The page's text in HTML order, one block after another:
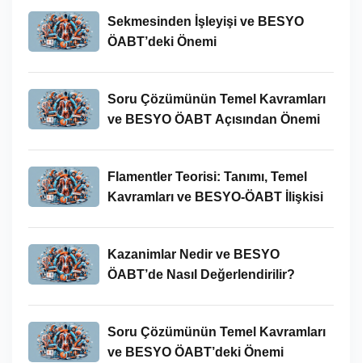
Sekmesinden İşleyişi ve BESYO
ÖABT’deki Önemi
Soru Çözümünün Temel Kavramları
ve BESYO ÖABT Açısından Önemi
Flamentler Teorisi: Tanımı, Temel
Kavramları ve BESYO-ÖABT İlişkisi
Kazanimlar Nedir ve BESYO
ÖABT’de Nasıl Değerlendirilir?
Soru Çözümünün Temel Kavramları
ve BESYO ÖABT’deki Önemi